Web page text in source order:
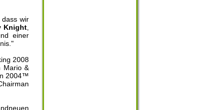
wir
Knight
einer
2008
Mario &
2004™